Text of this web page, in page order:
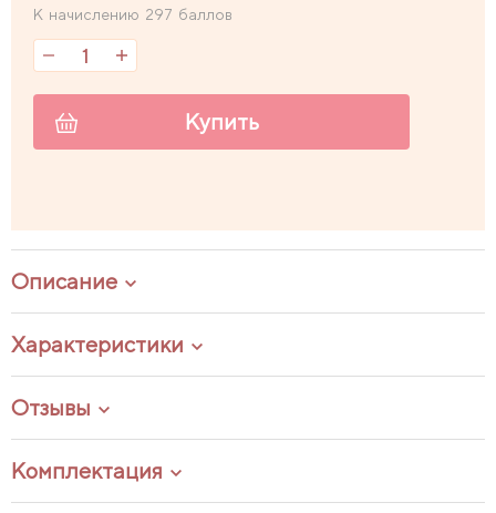
К начислению 297 баллов
Купить
Описание
Характеристики
Отзывы
Комплектация